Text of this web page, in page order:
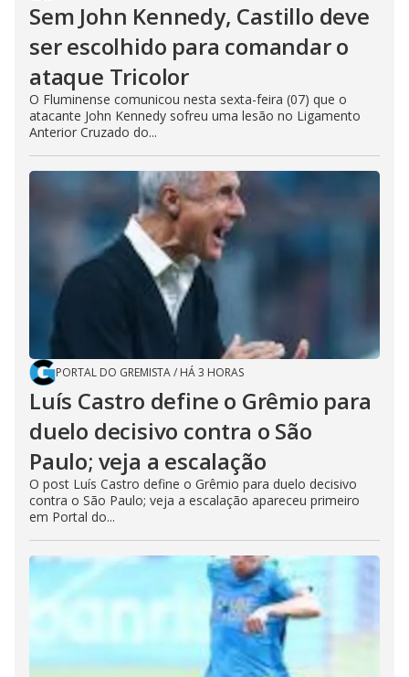
Sem John Kennedy, Castillo deve
ser escolhido para comandar o
ataque Tricolor
O Fluminense comunicou nesta sexta-feira (07) que o
atacante John Kennedy sofreu uma lesão no Ligamento
Anterior Cruzado do...
PORTAL DO GREMISTA/ HÁ 3 HORAS
Luís Castro define o Grêmio para
duelo decisivo contra o São
Paulo; veja a escalação
O post Luís Castro define o Grêmio para duelo decisivo
contra o São Paulo; veja a escalação apareceu primeiro
em Portal do...